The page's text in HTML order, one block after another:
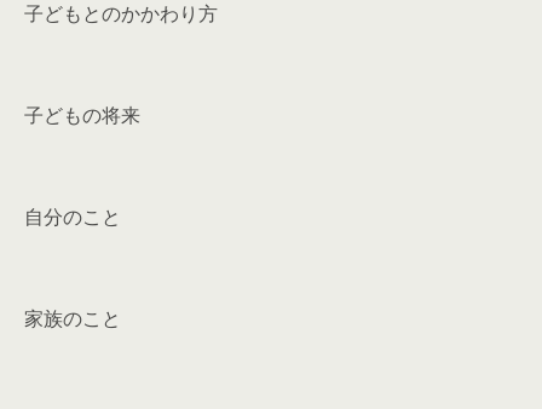
子どもとのかかわり方
子どもの将来
自分のこと
家族のこと